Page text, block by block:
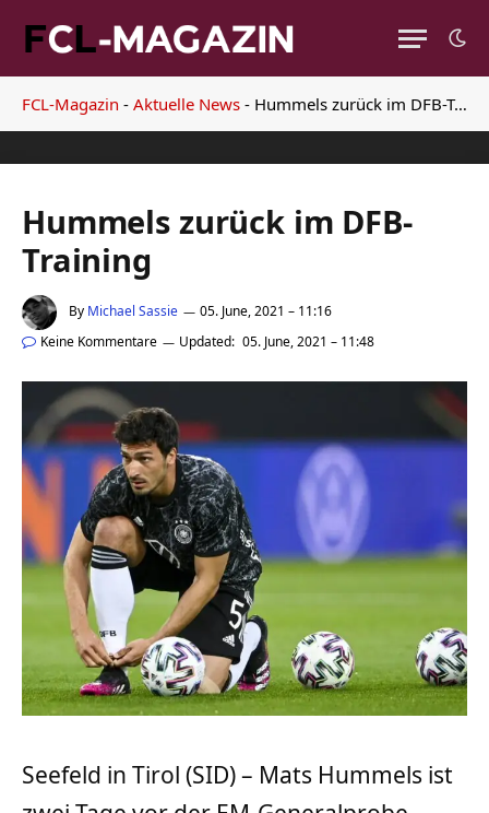
FCL-Magazin - Aktuelle News - Hummels zurück im DFB-Training
Hummels zurück im DFB-
Training
By Michael Sassie
05. June, 2021 – 11:16
Keine Kommentare
Updated: 05. June, 2021 – 11:48
Seefeld in Tirol (SID) – Mats Hummels ist